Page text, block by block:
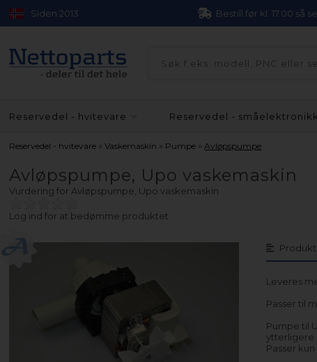
Siden 2013 Bestill før kl. 17.00 så
Reservedel - hvitevare Reservedel - småelektronikk
Reservedel - hvitevare »Vaskemaskin » Pumpe » Avløpspumpe
Avløpspumpe, Upo vaskemaskin
Vurdering for Avløpspumpe, Upo vaskemaskin
Log ind for at bedømme produktet
Leveres
Passer til
Pumpe til
ytterligere
Passer